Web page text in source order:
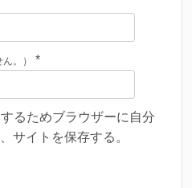
。） *
るためブラウザーに自分
サイトを保存する。